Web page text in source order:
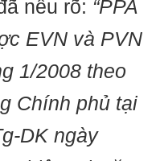
nêu rõ: “PPA
EVN và PVN
1/2008 theo
Chính phủ tại
DK ngày